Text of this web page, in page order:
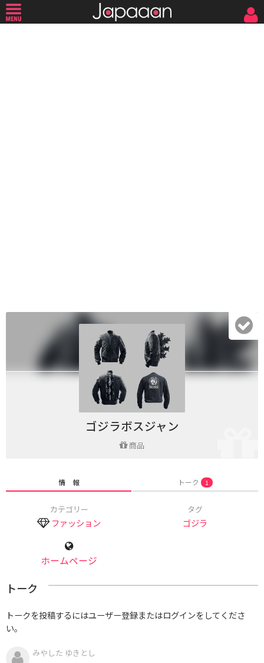
ゴジラボスジャン
商品
情 報 トーク 1
カテゴリー
ファッション
タグ
ゴジラ
ホームページ
トーク
トークを投稿するにはユーザー登録またはログインをしてくださ
い。
みやした ゆきとし